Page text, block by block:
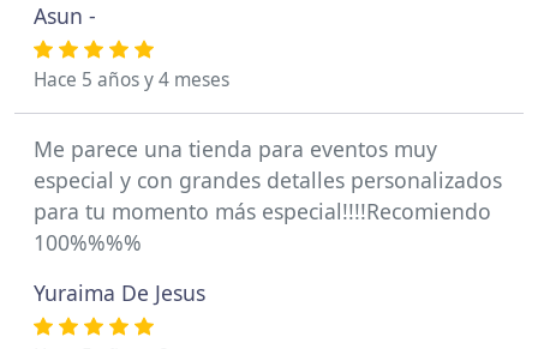
Asun -
Hace 5 años y 4 meses
Me parece una tienda para eventos muy
especial y con grandes detalles personalizados
para tu momento más especial!!!!Recomiendo
100%%%%
Yuraima De Jesus